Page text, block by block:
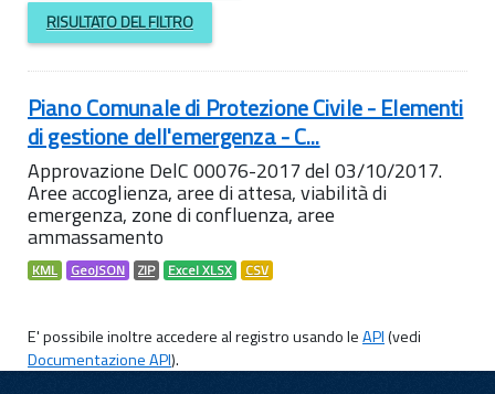
RISULTATO DEL FILTRO
Piano Comunale di Protezione Civile - Elementi
di gestione dell'emergenza - C...
Approvazione DelC 00076-2017 del 03/10/2017.
Aree accoglienza, aree di attesa, viabilità di
emergenza, zone di confluenza, aree
ammassamento
KML GeoJSON ZIP Excel XLSX CSV
E' possibile inoltre accedere al registro usando leAPI(vedi
Documentazione API).